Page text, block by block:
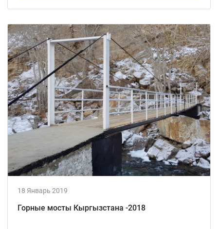
18 Январь 2019
Горные мосты Кыргызстана -2018